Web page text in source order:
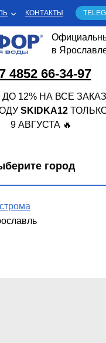
4852 66-34-97
в
ДО 12% НА ВСЕ
SKIDKA12
9 АВГУСТА 🔥
КОНТАКТЫ
город